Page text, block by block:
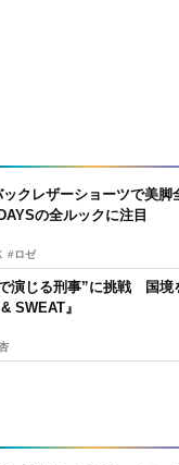
ックレザーショーツで美
の全ルックに注目
#ロゼ
演じる刑事”に挑戦 国境
SWEAT』